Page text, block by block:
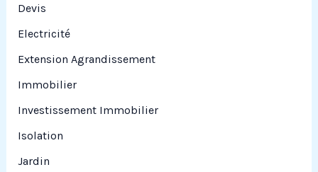
Devis
Electricité
Extension Agrandissement
Immobilier
Investissement Immobilier
Isolation
Jardin